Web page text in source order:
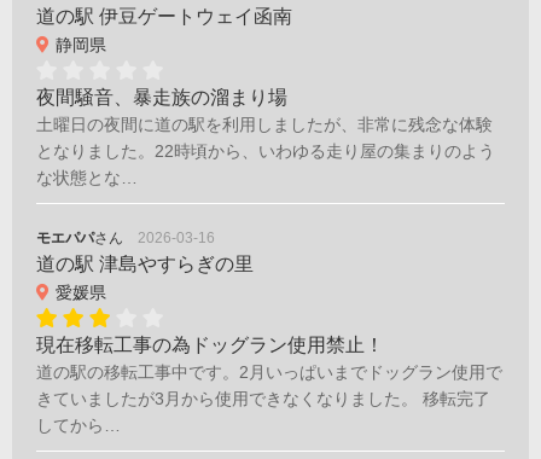
道の駅 伊豆ゲートウェイ函南
静岡県
夜間騒音、暴走族の溜まり場
土曜日の夜間に道の駅を利用しましたが、非常に残念な体験
となりました。22時頃から、いわゆる走り屋の集まりのよう
な状態とな…
モエパパさん 2026-03-16
道の駅 津島やすらぎの里
愛媛県
現在移転工事の為ドッグラン使用禁止！
道の駅の移転工事中です。2月いっぱいまでドッグラン使用で
きていましたが3月から使用できなくなりました。 移転完了
してから…